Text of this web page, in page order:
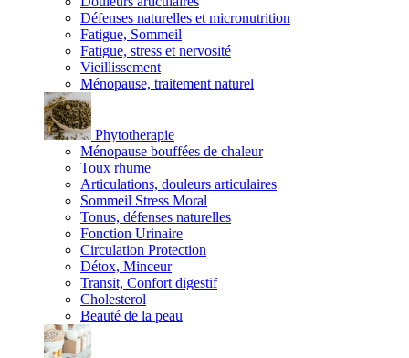
Défenses naturelles et micronutrition
Fatigue, Sommeil
Fatigue, stress et nervosité
Vieillissement
Ménopause, traitement naturel
Phytotherapie
Ménopause bouffées de chaleur
Toux rhume
Articulations, douleurs articulaires
Sommeil Stress Moral
Tonus, défenses naturelles
Fonction Urinaire
Circulation Protection
Détox, Minceur
Transit, Confort digestif
Cholesterol
Beauté de la peau